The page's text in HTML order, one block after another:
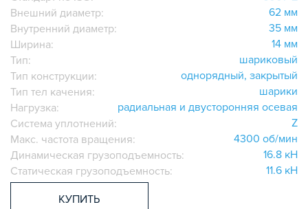
СИСТЕМА ЛЕСТНИЦ И ПЛАТФОРМ
БЫСТРЫЕ СОЕДИНИТЕЛИ
ВИНТОВЫЕ СОЕДИНИТЕЛИ И ВТУЛКИ
ШАРНИРНЫЕ И ПОДВИЖНЫЕ СОЕДИНИТЕЛИ
НАБОРЫ
ПЕТЛИ, РУЧКИ, ЗАМКИ, ЗАЩЕЛКИ
ЭЛЕМЕНТЫ ДЛЯ КРЕПЛЕНИЯ КАБЕЛЕЙ,
ПАНЕЛЕЙ, ЛИСТА, СЕТКИ
ОПОРЫ, ПОДВЕСЫ
КОМПОНЕНТЫ ДЛЯ КОНВЕЙЕРОВ
Внешний диаметр:
62 мм
Внутренний диаметр:
35 мм
Ширина:
14 мм
Тип:
шариковый
Тип конструкции:
однорядный, закрытый
Тип тел качения:
шарики
Нагрузка:
радиальная и двусторонняя осевая
Система уплотнений:
Z
Макс. частота вращения:
4300 об/мин
Динамическая грузоподъемность:
16.8 кН
Статическая грузоподъемность:
11.6 кН
КУПИТЬ